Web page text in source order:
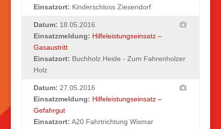
Einsatzort: Kinderschloss Ziesendorf
Datum: 18.05.2016
Einsatzmeldung: Hilfeleistungseinsatz –
Gasaustritt
Einsatzort: Buchholz Heide - Zum Fahrenholzer
Holz
Datum: 27.05.2016
Einsatzmeldung: Hilfeleistungseinsatz –
Gefahrgut
Einsatzort: A20 Fahrtrichtung Wismar